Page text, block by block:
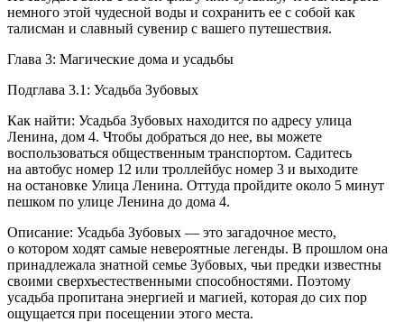
немного этой чудесной воды и сохранить ее с собой как
талисман и славный сувенир с вашего путешествия.
Глава 3: Магические дома и усадьбы
Подглава 3.1: Усадьба Зубовых
Как найти: Усадьба Зубовых находится по адресу улица
Ленина, дом 4. Чтобы добраться до нее, вы можете
воспользоваться общественным транспортом. Садитесь
на автобус номер 12 или троллейбус номер 3 и выходите
на остановке Улица Ленина. Оттуда пройдите около 5 минут
пешком по улице Ленина до дома 4.
Описание: Усадьба Зубовых — это загадочное место,
о котором ходят самые невероятные легенды. В прошлом она
принадлежала знатной семье Зубовых, чьи предки известны
своими сверхъестественными способностями. Поэтому
усадьба пропитана энергией и магией, которая до сих пор
ощущается при посещении этого места.